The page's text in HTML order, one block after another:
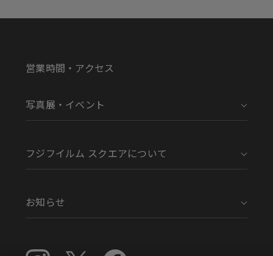
営業時間・アクセス
写真展・イベント
フジフイルム スクエアについて
お知らせ